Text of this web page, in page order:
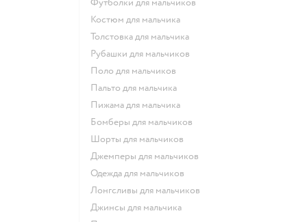
Костюм для мальчика
Толстовка для мальчика
Рубашки для мальчиков
Поло для мальчиков
Пальто для мальчика
Пижама для мальчика
Бомберы для мальчиков
Шорты для мальчиков
Джемперы для мальчиков
Одежда для мальчиков
Лонгсливы для мальчиков
Джинсы для мальчика